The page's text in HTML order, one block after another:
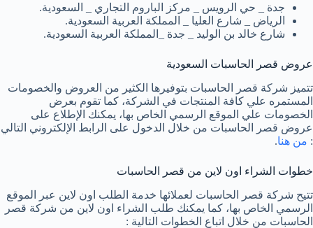
جدة _ حي الرويس _ مركز الباروم التجاري _ السعودية.
الرياض _ شارع العليا _ المملكة العربية السعودية.
شارع خالد بن الوليد _ جدة _المملكة العربية السعودية.
عروض قصر الحاسبات السعودية
تتميز شركة قصر الحاسبات بتوفيرها الكثير من العروض والخصومات
المستمره علي كافة المنتجات في الشركة، كما تقوم بعرض
الخصومات علي الموقع الرسمي الخاص بها، يمكنك الإطلاع على
عروض قصر الحاسبات من خلال الدخول على الرابط الإلكتروني التالي
: من هنا.
خطوات الشراء اون لاين من قصر الحاسبات
تتيح شركة قصر الحاسبات لعملائها خدمة الطلب اون لاين عبر الموقع
الرسمي الخاص بها، كما يمكنك طلب الشراء اون لاين من شركة قصر
الحاسبات من خلال اتباع الخطوات التالية :